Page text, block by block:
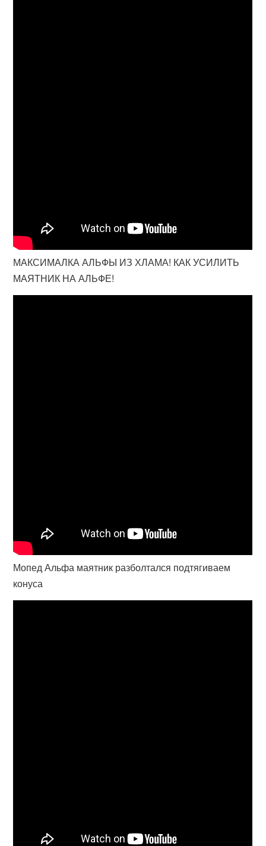
МАКСИМАЛКА АЛЬФЫ ИЗ ХЛАМА! КАК УСИЛИТЬ
МАЯТНИК НА АЛЬФЕ!
Мопед Альфа маятник разболтался подтягиваем
конуса